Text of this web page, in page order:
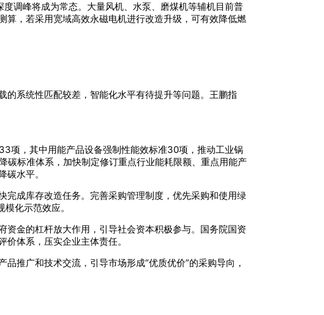
调峰将成为常态。大量风机、水泵、磨煤机等辅机目前普
，若采用宽域高效永磁电机进行改造升级，可有效降低燃
系统性匹配较差，智能化水平有待提升等问题。王鹏指
项，其中用能产品设备强制性能效标准30项，推动工业锅
碳标准体系，加快制定修订重点行业能耗限额、重点用能产
水平。
成库存改造任务。完善采购管理制度，优先采购和使用绿
化示范效应。
金的杠杆放大作用，引导社会资本积极参与。国务院国资
体系，压实企业主体责任。
推广和技术交流，引导市场形成“优质优价”的采购导向，